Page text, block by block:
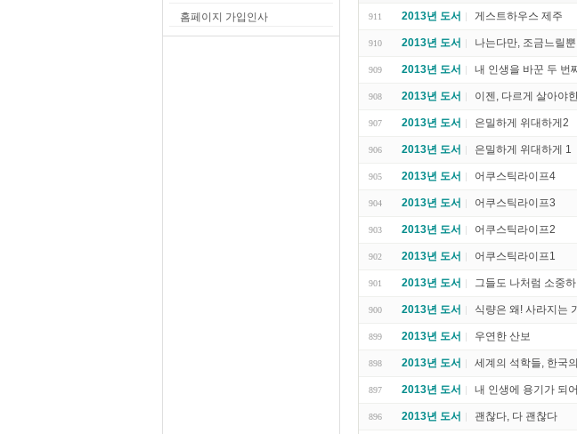
홈페이지 가입인사
911 2013년 도서 게스트하우스 제주
910 2013년 도서 나는다만, 조금느릴
909 2013년 도서 내 인생을 바꾼 두 번
908 2013년 도서 이젠, 다르게 살아야
907 2013년 도서 은밀하게 위대하게2
906 2013년 도서 은밀하게 위대하게 1
905 2013년 도서 어쿠스틱라이프4
904 2013년 도서 어쿠스틱라이프3
903 2013년 도서 어쿠스틱라이프2
902 2013년 도서 어쿠스틱라이프1
901 2013년 도서 그들도 나처럼 소중
900 2013년 도서 식량은 왜! 사라지는
899 2013년 도서 우연한 산보
898 2013년 도서 세계의 석학들, 한국
897 2013년 도서 내 인생에 용기가 되
896 2013년 도서 괜찮다, 다 괜찮다